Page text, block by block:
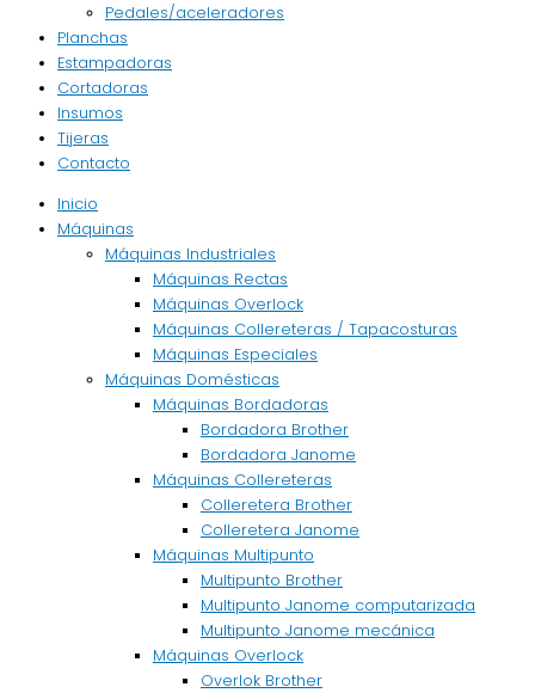
Pedales/aceleradores
Planchas
Estampadoras
Cortadoras
Insumos
Tijeras
Contacto
Inicio
Máquinas
Máquinas Industriales
Máquinas Rectas
Máquinas Overlock
Máquinas Collereteras / Tapacosturas
Máquinas Especiales
Máquinas Domésticas
Máquinas Bordadoras
Bordadora Brother
Bordadora Janome
Máquinas Collereteras
Colleretera Brother
Colleretera Janome
Máquinas Multipunto
Multipunto Brother
Multipunto Janome computarizada
Multipunto Janome mecánica
Máquinas Overlock
Overlok Brother